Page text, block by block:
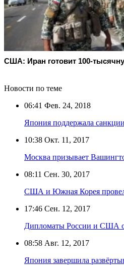
США: Иран готовит 100-
Новости по теме
06:41 Фев. 24, 2018
Япония поддержала
10:38 Окт. 11, 2017
Москва призывает
08:11 Сен. 30, 2017
США и Южная Корея
17:46 Сен. 12, 2017
Дипломаты России и США
08:58 Авг. 12, 2017
Япония завершила